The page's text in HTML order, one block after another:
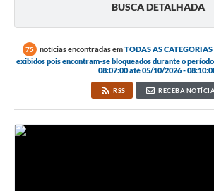
BUSCA DETALHADA
75 notícias encontradas emTODAS AS
exibidos pois encontram-se bloqueados durante o
08:07:00 até 05/10/2026 -
RSS RECEBA